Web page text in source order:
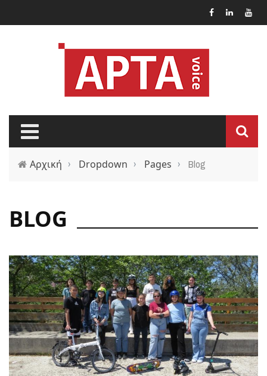
Αρχική › Dropdown › Pages › Blog
BLOG